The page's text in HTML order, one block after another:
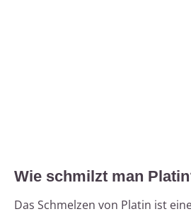
Wie schmilzt man
Das Schmelzen von Platin ist